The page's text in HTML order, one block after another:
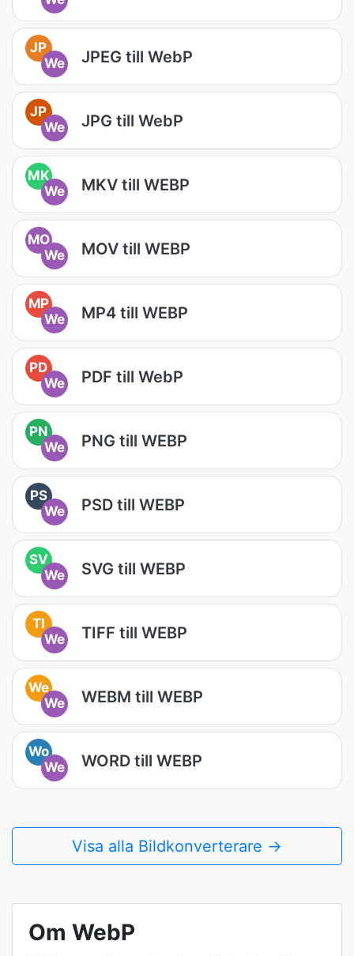
JP
We
JPEG till WebP
JP
We
JPG till WebP
MK
We
MKV till WEBP
MO
We
MOV till WEBP
MP
We
MP4 till WEBP
PD
We
PDF till WebP
PN
We
PNG till WEBP
PS
We
PSD till WEBP
SV
We
SVG till WEBP
TI
We
TIFF till WEBP
We
We
WEBM till WEBP
Wo
We
WORD till WEBP
Visa alla Bildkonverterare →
Om WebP